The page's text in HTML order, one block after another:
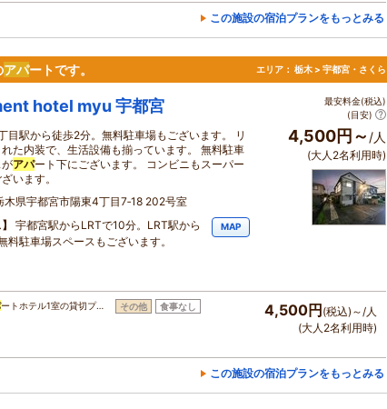
この施設の宿泊プランをもっとみる
アパートです。 エリア： 栃木 > 宇都宮・さくら
hotel myu 宇都宮
目駅から徒歩2分。無料駐車場もございます。 リ
た内装で、生活設備も揃っています。 無料駐車
アパート下にございます。 コンビニもスーパー
います。
木県宇都宮市陽東4丁目7‐18 202号室
宇都宮駅からLRTで10分。LRT駅から
料駐車場スペースもございます。
MAP
最安料金(税込)
(目安)
4,500円～ /人
(大人2名利用時)
ートホテル1室の貸切プ… その他 食事なし 4,500円 (税込)～/人
(大人2名利用時)
この施設の宿泊プランをもっとみる